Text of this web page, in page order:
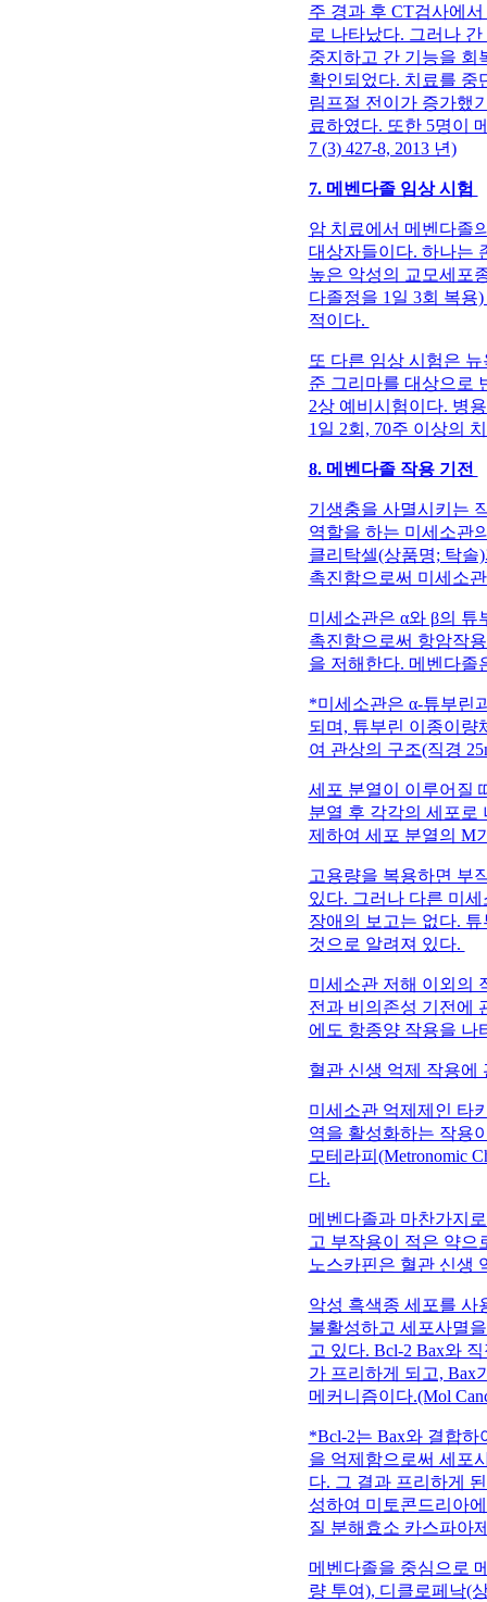
주 경과 후 CT검사에
로 나타났다. 그러나
중지하고 간 기능을 회
확인되었다. 치료를 중
림프절 전이가 증가했
료하였다. 또한 5명이
7 (3) 427-8, 2013 년)
7. 메벤다졸 임상 시험
암 치료에서 메벤다졸
대상자들이다. 하나는
높은 악성의 교모세포
다졸정을 1일 3회 복
적이다.
또 다른 임상 시험은 뉴
준 그리마를 대상으로
2상 예비시험이다. 병
1일 2회, 70주 이상의
8. 메벤다졸 작용 기전
기생충을 사멸시키는
역할을 하는 미세소관
클리탁셀(상품명; 탁솔
촉진함으로써 미세소
미세소관은 α와 β의
촉진함으로써 항암작
을 저해한다. 메벤다
*미세소관은 α-튜부린
되며, 튜부린 이종이량
여 관상의 구조(직경
세포 분열이 이루어질
분열 후 각각의 세포로
제하여 세포 분열의 M
고용량을 복용하면 부
있다. 그러나 다른 미
장애의 보고는 없다.
것으로 알려져 있다.
미세소관 저해 이외의
전과 비의존성 기전에
에도 항종양 작용을 나
혈관 신생 억제 작용에
미세소관 억제제인 타
역을 활성화하는 작용
모테라피(Metronomic
다.
메벤다졸과 마찬가지
고 부작용이 적은 약으
노스카핀은 혈관 신생
악성 흑색종 세포를 사
불활성하고 세포사멸
고 있다. Bcl-2 Bax와
가 프리하게 되고, Bax
메커니즘이다.(Mol
*Bcl-2는 Bax와 결합
을 억제함으로써 세포
다. 그 결과 프리하게
성하여 미토콘드리아
질 분해효소 카스파아
메벤다졸을 중심으로
량 투여), 디클로페낙(